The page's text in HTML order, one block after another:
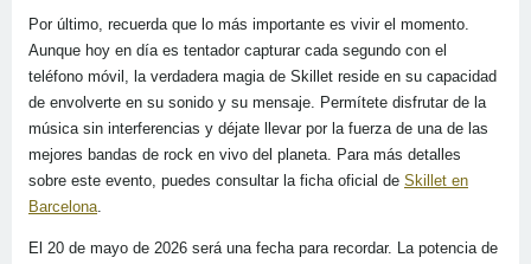
Por último, recuerda que lo más importante es vivir el momento.
Aunque hoy en día es tentador capturar cada segundo con el
teléfono móvil, la verdadera magia de Skillet reside en su capacidad
de envolverte en su sonido y su mensaje. Permítete disfrutar de la
música sin interferencias y déjate llevar por la fuerza de una de las
mejores bandas de rock en vivo del planeta. Para más detalles
sobre este evento, puedes consultar la ficha oficial de Skillet en
Barcelona.
El 20 de mayo de 2026 será una fecha para recordar. La potencia de